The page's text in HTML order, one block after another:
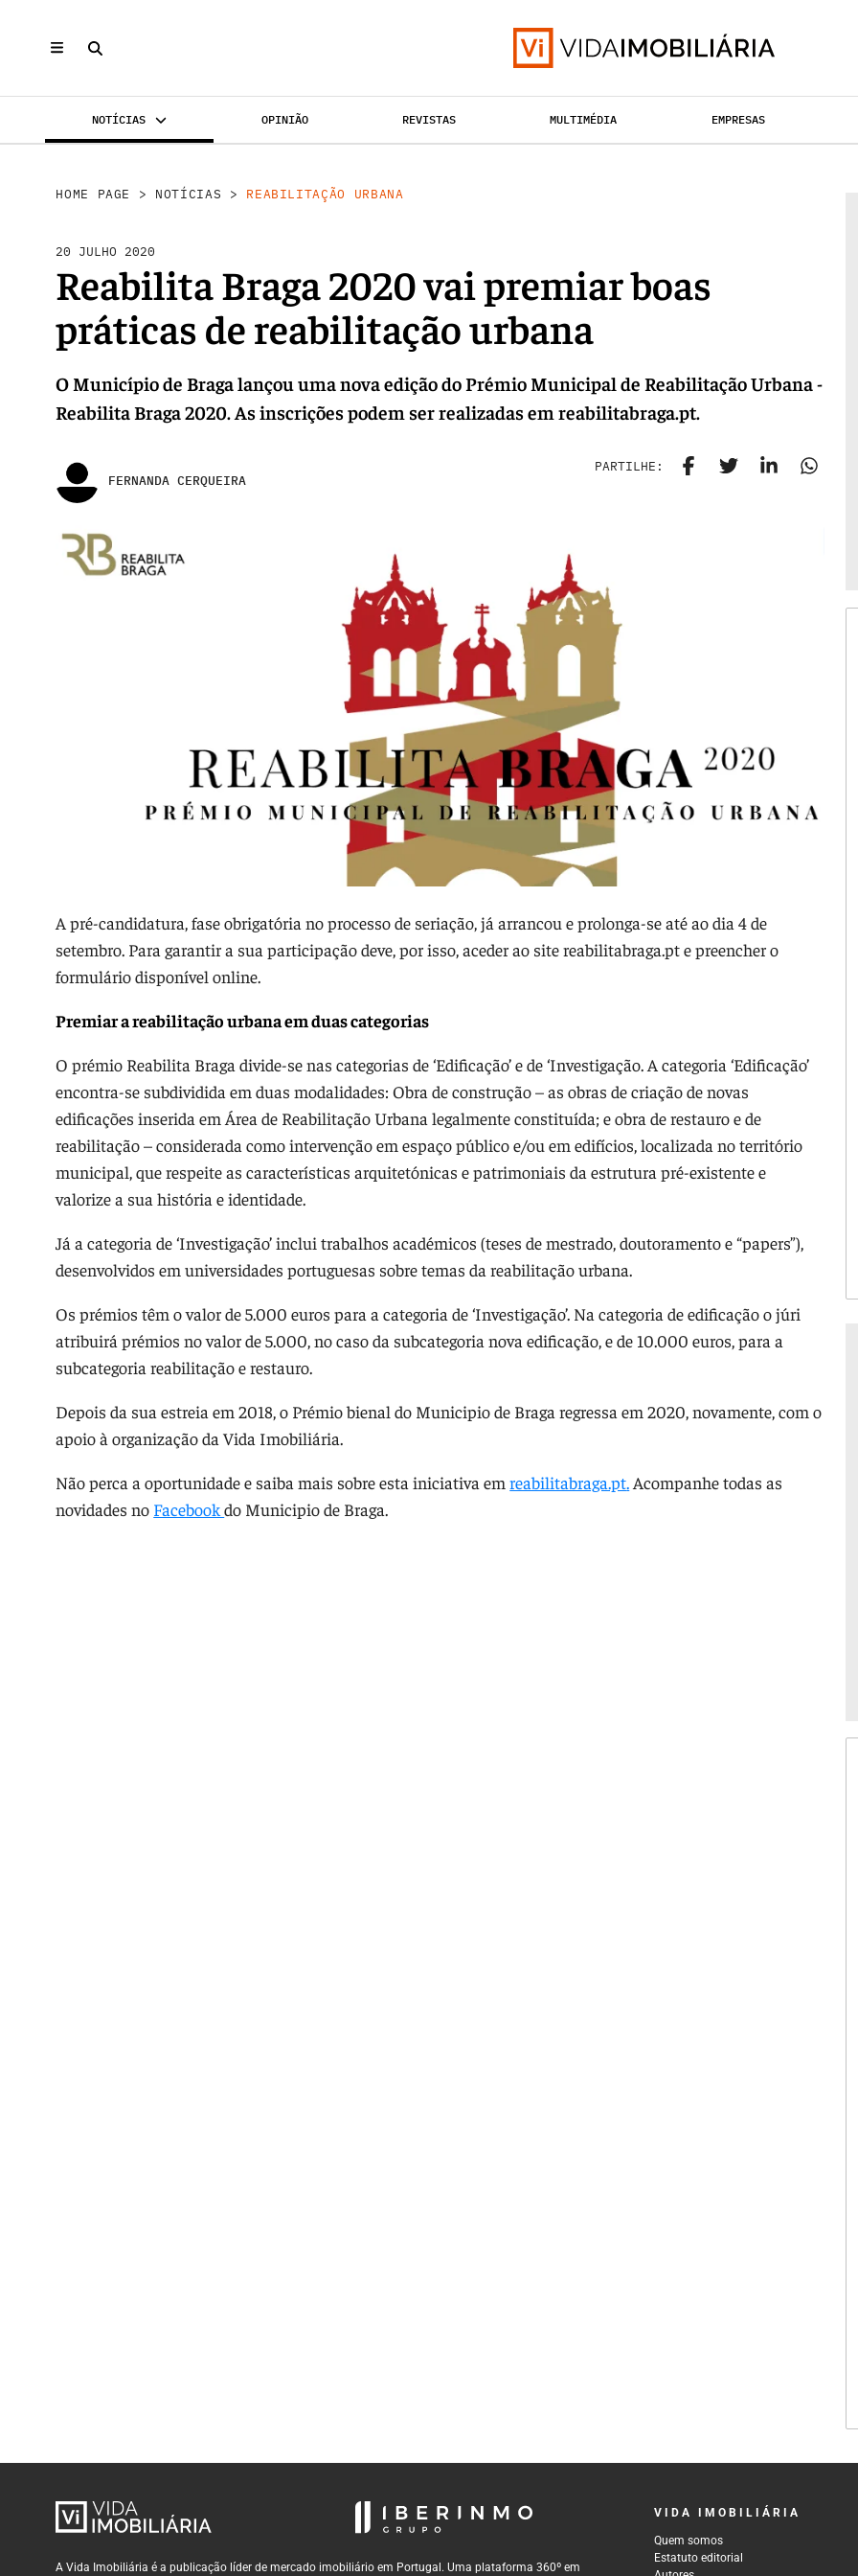
NOTÍCIAS OPINIÃO REVISTAS MULTIMÉDIA EMPRESAS
HOME PAGE > NOTÍCIAS > REABILITAÇÃO URBANA
20 JULHO 2020
Reabilita Braga 2020 vai premiar boas
práticas de reabilitação urbana
O Município de Braga lançou uma nova edição do Prémio Municipal de Reabilitação Urbana -
Reabilita Braga 2020. As inscrições podem ser realizadas em reabilitabraga.pt.
FERNANDA CERQUEIRA
PARTILHE:
A pré-candidatura, fase obrigatória no processo de seriação, já arrancou e prolonga-se até ao dia 4 de
setembro. Para garantir a sua participação deve, por isso, aceder ao site reabilitabraga.pt e preencher o
formulário disponível online.
Premiar a reabilitação urbana em duas categorias
O prémio Reabilita Braga divide-se nas categorias de ‘Edificação’ e de ‘Investigação. A categoria ‘Edificação’
encontra-se subdividida em duas modalidades: Obra de construção – as obras de criação de novas
edificações inserida em Área de Reabilitação Urbana legalmente constituída; e obra de restauro e de
reabilitação – considerada como intervenção em espaço público e/ou em edifícios, localizada no território
municipal, que respeite as características arquitetónicas e patrimoniais da estrutura pré-existente e
valorize a sua história e identidade.
Já a categoria de ‘Investigação’ inclui trabalhos académicos (teses de mestrado, doutoramento e “papers”),
desenvolvidos em universidades portuguesas sobre temas da reabilitação urbana.
Os prémios têm o valor de 5.000 euros para a categoria de ‘Investigação’. Na categoria de edificação o júri
atribuirá prémios no valor de 5.000, no caso da subcategoria nova edificação, e de 10.000 euros, para a
subcategoria reabilitação e restauro.
Depois da sua estreia em 2018, o Prémio bienal do Municipio de Braga regressa em 2020, novamente, com o
apoio à organização da Vida Imobiliária.
Não perca a oportunidade e saiba mais sobre esta iniciativa emreabilitabraga.pt. Acompanhe todas as
novidades no Facebookdo Municipio de Braga.
A Vida Imobiliária é a publicação líder de mercado imobiliário em Portugal. Uma plataforma 360º em
VIDA IMOBILIÁRIA
Quem somos
Estatuto editorial